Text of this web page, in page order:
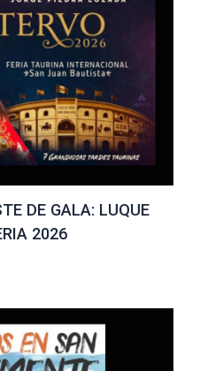
DE GALA: LUQUE
2026